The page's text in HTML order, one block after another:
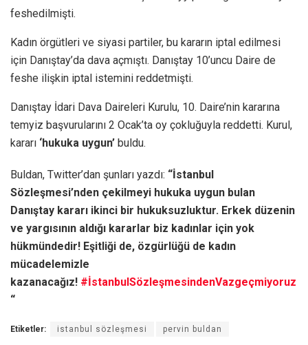
feshedilmişti.
Kadın örgütleri ve siyasi partiler, bu kararın iptal edilmesi
için Danıştay’da dava açmıştı. Danıştay 10’uncu Daire de
feshe ilişkin iptal istemini reddetmişti.
Danıştay İdari Dava Daireleri Kurulu, 10. Daire’nin kararına
temyiz başvurularını 2 Ocak’ta oy çokluğuyla reddetti. Kurul,
kararı ‘hukuka uygun’ buldu.
Buldan, Twitter’dan şunları yazdı: “İstanbul
Sözleşmesi’nden çekilmeyi hukuka uygun bulan
Danıştay kararı ikinci bir hukuksuzluktur. Erkek düzenin
ve yargısının aldığı kararlar biz kadınlar için yok
hükmündedir! Eşitliği de, özgürlüğü de kadın
mücadelemizle
kazanacağız! #İstanbulSözleşmesindenVazgeçmiyoruz
“
Etiketler: istanbul sözleşmesi pervin buldan